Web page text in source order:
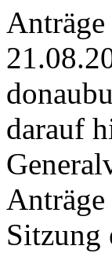
Anträge
darauf
Sitzung